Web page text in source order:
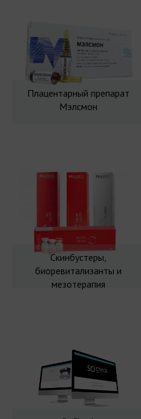
Плацентарный препарат
Мэлсмон
Скинбустеры,
биоревитализанты и
мезотерапия